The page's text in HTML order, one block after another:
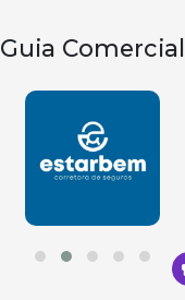
Guia Comercial